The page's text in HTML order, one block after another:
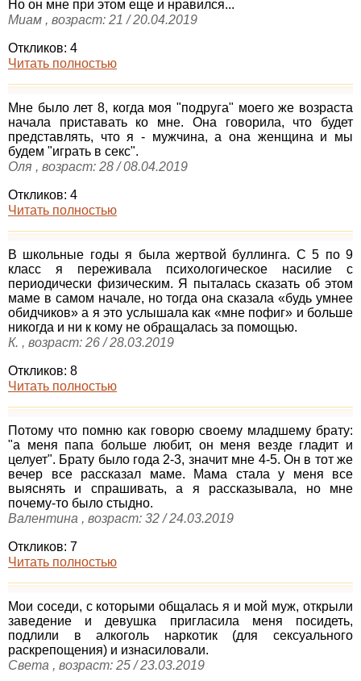
Но он мне при этом еще и нравился...
Миам , возраст: 21 / 20.04.2019
Откликов: 4
Читать полностью
Мне было лет 8, когда моя "подруга" моего же возраста
начала приставать ко мне. Она говорила, что будет
представлять, что я - мужчина, а она женщина и мы
будем "играть в секс".
Оля , возраст: 28 / 08.04.2019
Откликов: 4
Читать полностью
В школьные годы я была жертвой буллинга. С 5 по 9
класс я переживала психологическое насилие с
периодически физическим. Я пыталась сказать об этом
маме в самом начале, но тогда она сказала «будь умнее
обидчиков» а я это услышала как «мне пофиг» и больше
никогда и ни к кому не обращалась за помощью.
К. , возраст: 26 / 28.03.2019
Откликов: 8
Читать полностью
Потому что помню как говорю своему младшему брату:
"а меня папа больше любит, он меня везде гладит и
целует". Брату было года 2-3, значит мне 4-5. Он в тот же
вечер все рассказал маме. Мама стала у меня все
выяснять и спрашивать, а я рассказывала, но мне
почему-то было стыдно.
Валентина , возраст: 32 / 24.03.2019
Откликов: 7
Читать полностью
Мои соседи, с которыми общалась я и мой муж, открыли
заведение и девушка пригласила меня посидеть,
подлили в алкоголь наркотик (для сексуального
раскрепощения) и изнасиловали.
Света , возраст: 25 / 23.03.2019